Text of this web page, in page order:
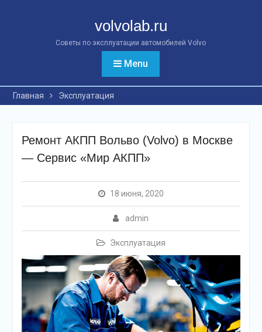
volvolab.ru
Советы по эксплуатации автомобилей Volvo
Menu
Главная Эксплуатация
Ремонт АКПП Вольво (Volvo) в Москве
— Сервис «Мир АКПП»
18 июня, 2020
admin
Эксплуатация